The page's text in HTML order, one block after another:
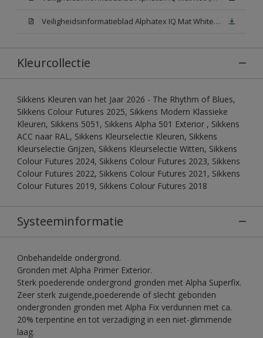
Veiligheidsinformatieblad Alphatex IQ Mat White W05 (MSDS)
Kleurcollectie
Sikkens Kleuren van het Jaar 2026 - The Rhythm of Blues,
Sikkens Colour Futures 2025, Sikkens Modern Klassieke
Kleuren, Sikkens 5051, Sikkens Alpha 501 Exterior , Sikkens
ACC naar RAL, Sikkens Kleurselectie Kleuren, Sikkens
Kleurselectie Grijzen, Sikkens Kleurselectie Witten, Sikkens
Colour Futures 2024, Sikkens Colour Futures 2023, Sikkens
Colour Futures 2022, Sikkens Colour Futures 2021, Sikkens
Colour Futures 2019, Sikkens Colour Futures 2018
Systeeminformatie
Onbehandelde ondergrond.
Gronden met Alpha Primer Exterior.
Sterk poederende ondergrond gronden met Alpha Superfix.
Zeer sterk zuigende,poederende of slecht gebonden
ondergronden gronden met Alpha Fix verdunnen met ca.
20% terpentine en tot verzadiging in een niet-glimmende
laag.